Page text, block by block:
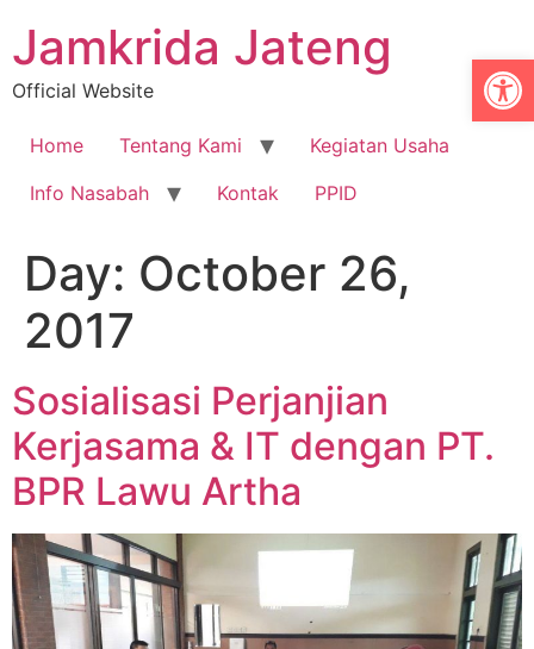
Jamkrida Jateng
Official Website
Home Tentang Kami
Kegiatan Usaha
Info Nasabah
Kontak PPID
Day: October 26,
2017
Sosialisasi Perjanjian
Kerjasama & IT dengan PT.
BPR Lawu Artha